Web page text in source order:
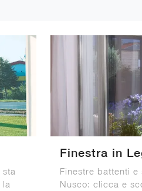
Finestra in
Finestre battenti e
Nusco: clicca e